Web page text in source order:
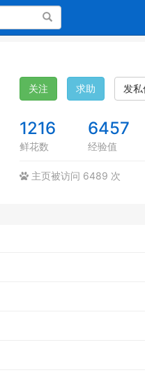
搜索
关注 求助 发
1216
鲜花数
6457
经验值
主页被访问 6489 次